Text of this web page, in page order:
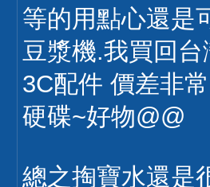
等的用點心還是
豆漿機.我買回
3C配件 價差非
硬碟~好物@@
總之掏寶水還是